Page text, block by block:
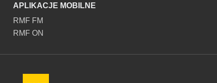
APLIKACJE MOBILNE
RMF FM
RMF ON